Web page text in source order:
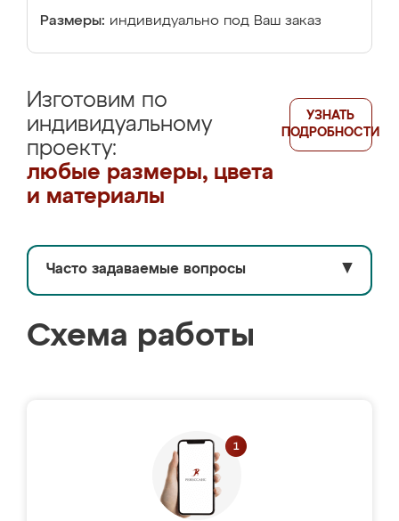
Размеры: индивидуально под Ваш заказ
Изготовим по
индивидуальному
проекту:
любые размеры, цвета
и материалы
УЗНАТЬ
ПОДРОБНОСТИ
Часто задаваемые вопросы ▼
Схема работы